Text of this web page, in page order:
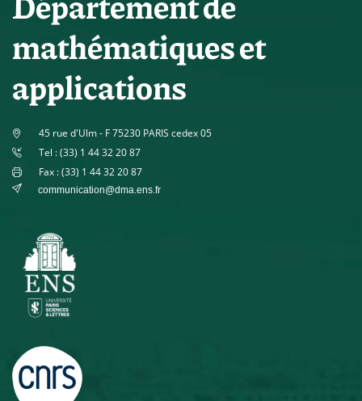
mathématiques et
applications
45 rue d'Ulm - F 75230 PARIS cedex 05
Tel : (33) 1 44 32 20 87
Fax : (33) 1 44 32 20 87
communication@dma.ens.fr